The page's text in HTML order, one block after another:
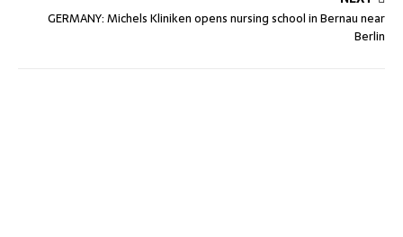
GERMANY: Michels Kliniken opens nursing school in Bernau near
Berlin